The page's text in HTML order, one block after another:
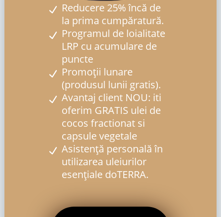
Reducere 25% încă de
la prima cumpăratură.
Programul de loialitate
LRP cu acumulare de
puncte
Promoții lunare
(produsul lunii gratis).
Avantaj client NOU: iti
oferim GRATIS ulei de
cocos fractionat si
capsule vegetale
Asistență personală în
utilizarea uleiurilor
esențiale doTERRA.